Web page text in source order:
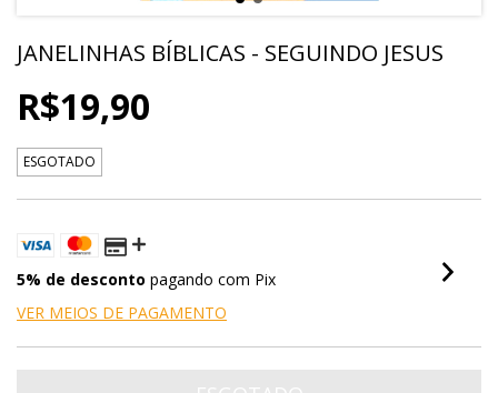
JANELINHAS BÍBLICAS - SEGUINDO JESUS
R$19,90
ESGOTADO
5% de desconto pagando com Pix
VER MEIOS DE PAGAMENTO